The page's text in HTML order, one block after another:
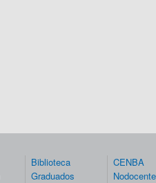
Biblioteca
Graduados
CENBA